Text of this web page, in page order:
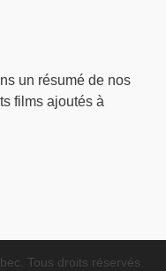
un résumé de nos
films ajoutés à
Tous droits réservés.